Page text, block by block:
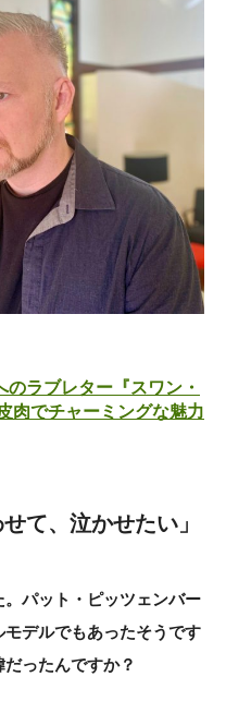
ラブレター『スワン・
肉でチャーミングな魅力
て、泣かせたい」
パット・ピッツェンバー
デルでもあったそうです
ったんですか？